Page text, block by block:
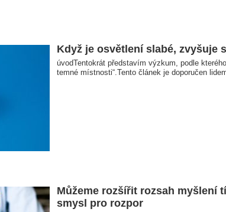
Když je osvětlení slabé, zvyšuje
úvodTentokrát představím výzkum, podle
temné místnosti“.Tento článek je doporučen
Můžeme rozšířit rozsah myšlení
smysl pro rozpor